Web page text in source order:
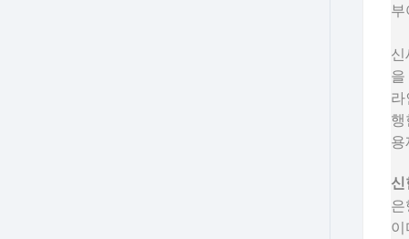
부
신
을
라
행
용
신
은